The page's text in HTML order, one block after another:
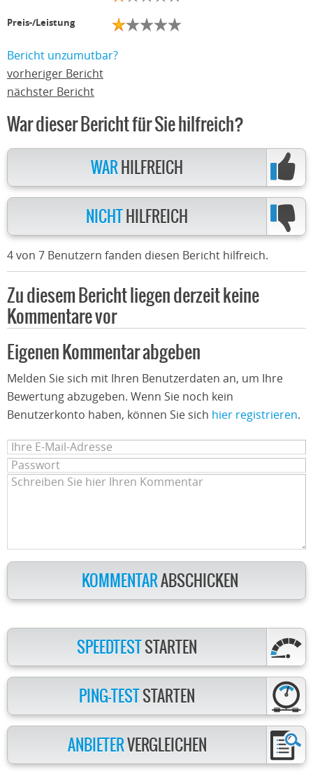
Preis-/Leistung
Bericht unzumutbar?
vorheriger Bericht
nächster Bericht
War dieser Bericht für Sie hilfreich?
WAR HILFREICH
NICHT HILFREICH
4 von 7 Benutzern fanden diesen Bericht hilfreich.
Zu diesem Bericht liegen derzeit keine
Kommentare vor
Eigenen Kommentar abgeben
Melden Sie sich mit Ihren Benutzerdaten an, um Ihre
Bewertung abzugeben. Wenn Sie noch kein
Benutzerkonto haben, können Sie sich hier registrieren.
KOMMENTARABSCHICKEN
SPEEDTESTSTARTEN
PING-TESTSTARTEN
ANBIETERVERGLEICHEN